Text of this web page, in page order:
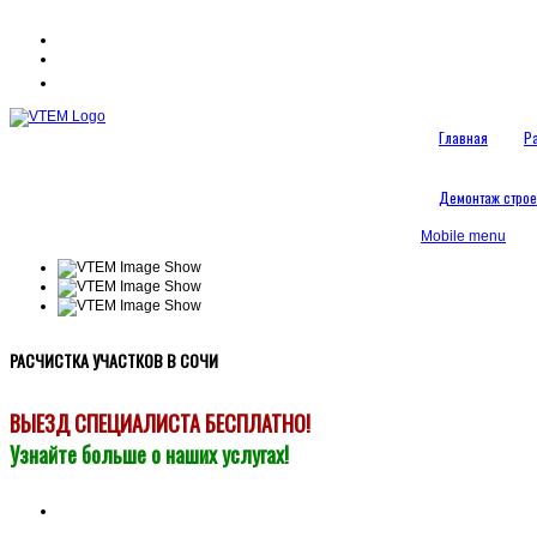
Главная
Демонтаж
Mobile menu
РАСЧИСТКА УЧАСТКОВ В СОЧИ
ВЫЕЗД СПЕЦИАЛИСТА БЕСПЛАТНО!
Узнайте больше о наших услугах!